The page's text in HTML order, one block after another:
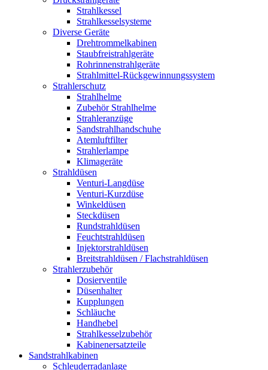
Strahlkessel
Strahlkesselsysteme
Diverse Geräte
Drehtrommelkabinen
Staubfreistrahlgeräte
Rohrinnenstrahlgeräte
Strahlmittel-Rückgewinnungssystem
Strahlerschutz
Strahlhelme
Zubehör Strahlhelme
Strahleranzüge
Sandstrahlhandschuhe
Atemluftfilter
Strahlerlampe
Klimageräte
Strahldüsen
Venturi-Langdüse
Venturi-Kurzdüse
Winkeldüsen
Steckdüsen
Rundstrahldüsen
Feuchtstrahldüsen
Injektorstrahldüsen
Breitstrahldüsen / Flachstrahldüsen
Strahlerzubehör
Dosierventile
Düsenhalter
Kupplungen
Schläuche
Handhebel
Strahlkesselzubehör
Kabinenersatzteile
Sandstrahlkabinen
Schleuderradanlage